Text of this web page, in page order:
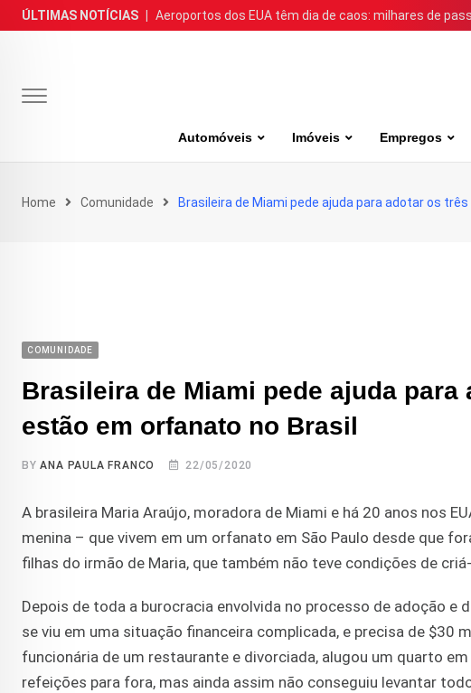
Skip
to
ÚLTIMAS NOTÍCIAS Aeroportos dos EUA têm dia de caos: milhares de
Automóveis Imóveis Empregos
Home Comunidade Brasileira de Miami pede ajuda para adotar os
COMUNIDADE
Brasileira de Miami pede ajuda
estão em orfanato no Brasil
BYANA PAULA FRANCO 22/05/2020
A brasileira Maria Araújo, moradora de Miami e há 20 anos nos
menina – que vivem em um orfanato em São Paulo desde que
filhas do irmão de Maria, que também não teve condições de
Depois de toda a burocracia envolvida no processo de adoção e
se viu em uma situação financeira complicada, e precisa de $30
funcionária de um restaurante e divorciada, alugou um quarto
refeições para fora, mas ainda assim não conseguiu levantar